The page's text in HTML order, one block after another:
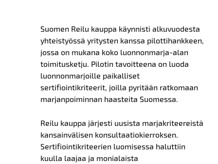
Suomen Reilu kauppa käynnisti alkuvuodesta
yhteistyössä yritysten kanssa pilottihankkeen,
jossa on mukana koko luonnonmarja-alan
toimitusketju. Pilotin tavoitteena on luoda
luonnonmarjoille paikalliset
sertifiointikriteerit, joilla pyritään ratkomaan
marjanpoiminnan haasteita Suomessa.
Reilu kauppa järjesti uusista marjakriteereistä
kansainvälisen konsultaatiokierroksen.
Sertifiointikriteerien luomisessa haluttiin
kuulla laajaa ja monialaista